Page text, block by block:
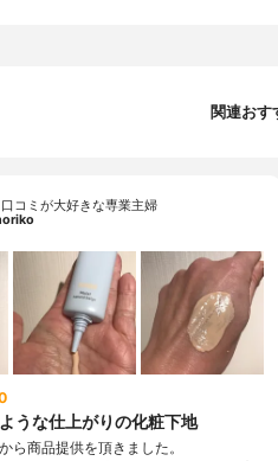
関連おす
コミが大好きな専業主婦
うな仕上がりの化粧下地
ら商品提供を頂きました。